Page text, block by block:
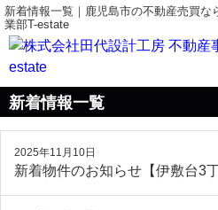
新着情報一覧｜鹿児島市の不動産売買
業部T-estate
新着情報一覧
2025年11月10日
新着物件のお知らせ【伊敷台3